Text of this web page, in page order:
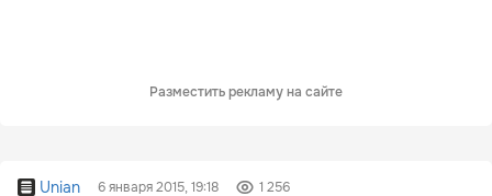
Разместить рекламу на сайте
Unian 6 января 2015, 19:18 1 256